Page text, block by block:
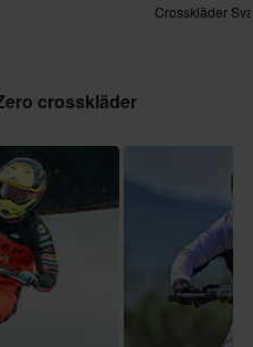
Crosskläder
crosskläder